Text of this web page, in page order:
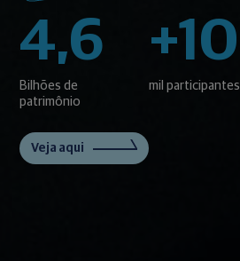
4,6
Bilhões de
patrimônio
+10
mil participantes
Veja aqui